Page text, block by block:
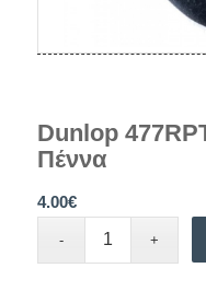
Dunlop
Πέννα
4.00€